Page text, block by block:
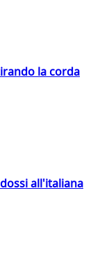
la corda
all'italiana